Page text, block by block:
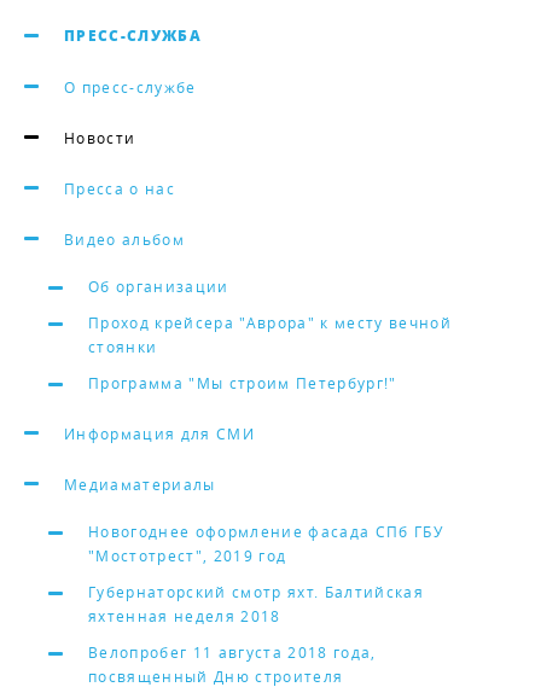
ПРЕСС-СЛУЖБА
О пресс-службе
Новости
Пресса о нас
Видео альбом
Об организации
Проход крейсера "Аврора" к месту вечной
стоянки
Программа "Мы строим Петербург!"
Информация для СМИ
Медиаматериалы
Новогоднее оформление фасада СПб ГБУ
"Мостотрест", 2019 год
Губернаторский смотр яхт. Балтийская
яхтенная неделя 2018
Велопробег 11 августа 2018 года,
посвященный Дню строителя